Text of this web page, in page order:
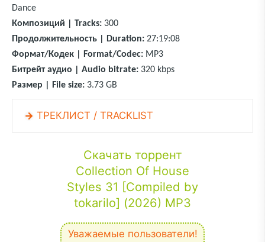
Dance
Композиций | Tracks: 300
Продолжительность | Duration: 27:19:08
Формат/Кодек | Format/Codec: MP3
Битрейт аудио | Audio bitrate: 320 kbps
Размер | File size: 3.73 GB
ТРЕКЛИСТ / TRACKLIST
Скачать торрент
Collection Of House
Styles 31 [Compiled by
tokarilo] (2026) MP3
Уважаемые пользователи!